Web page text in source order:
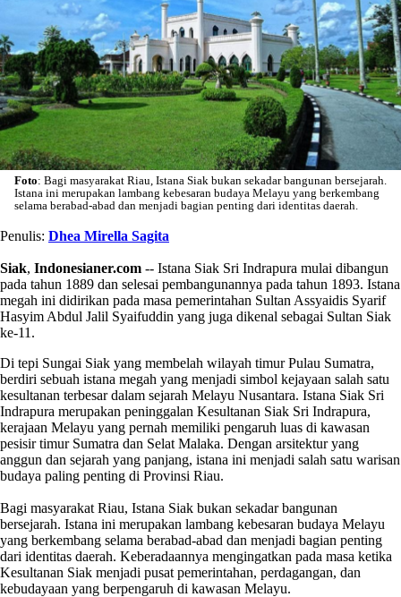
Foto: Bagi masyarakat Riau, Istana Siak bukan sekadar bangunan bersejarah.
Istana ini merupakan lambang kebesaran budaya Melayu yang berkembang
selama berabad-abad dan menjadi bagian penting dari identitas daerah.
Penulis: Dhea Mirella Sagita
Siak, Indonesianer.com -- Istana Siak Sri Indrapura mulai dibangun
pada tahun 1889 dan selesai pembangunannya pada tahun 1893. Istana
megah ini didirikan pada masa pemerintahan Sultan Assyaidis Syarif
Hasyim Abdul Jalil Syaifuddin yang juga dikenal sebagai Sultan Siak
ke-11.
Di tepi Sungai Siak yang membelah wilayah timur Pulau Sumatra,
berdiri sebuah istana megah yang menjadi simbol kejayaan salah satu
kesultanan terbesar dalam sejarah Melayu Nusantara. Istana Siak Sri
Indrapura merupakan peninggalan Kesultanan Siak Sri Indrapura,
kerajaan Melayu yang pernah memiliki pengaruh luas di kawasan
pesisir timur Sumatra dan Selat Malaka. Dengan arsitektur yang
anggun dan sejarah yang panjang, istana ini menjadi salah satu warisan
budaya paling penting di Provinsi Riau.
Bagi masyarakat Riau, Istana Siak bukan sekadar bangunan
bersejarah. Istana ini merupakan lambang kebesaran budaya Melayu
yang berkembang selama berabad-abad dan menjadi bagian penting
dari identitas daerah. Keberadaannya mengingatkan pada masa ketika
Kesultanan Siak menjadi pusat pemerintahan, perdagangan, dan
kebudayaan yang berpengaruh di kawasan Melayu.